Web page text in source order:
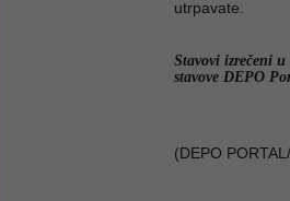
utrpavate.
Stavovi izrečeni
stavove DEPO
(DEPO